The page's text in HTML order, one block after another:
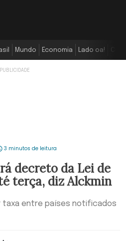
Mundo Economia Lado oa!
3 minutos de leitura
decreto da Lei de
terça, diz Alckmin
taxa entre países notificados